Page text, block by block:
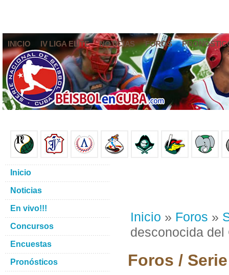
INICIO IV LIGA ELITE NOTICIAS FOROS
Inicio » Foros »
desconocida del
Foros /
Inicio
Noticias
En vivo!!!
Concursos
Encuestas
Pronósticos